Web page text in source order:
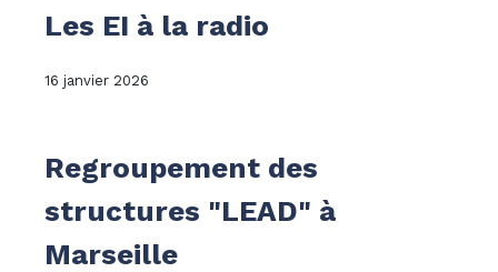
Les EI à la radio
16 janvier 2026
Regroupement des
structures "LEAD" à
Marseille